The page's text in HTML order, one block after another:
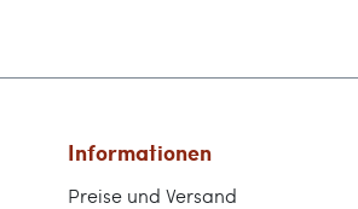
Informationen
Preise und Versand